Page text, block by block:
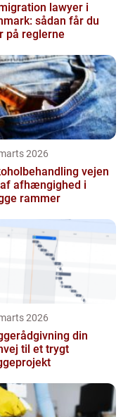
lawyer i
sådan får du
på reglerne
2026
vejen
afhængighed i
rammer
2026
din
til et trygt